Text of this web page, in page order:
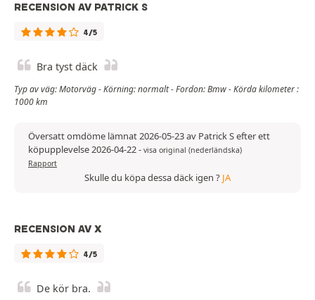
RECENSION AV PATRICK S
4/5
Bra tyst däck
Typ av väg: Motorväg - Körning: normalt - Fordon: Bmw - Körda kilometer :
1000 km
Översatt omdöme lämnat 2026-05-23 av Patrick S efter ett
köpupplevelse 2026-04-22- visa original (nederländska)
Rapport
Skulle du köpa dessa däck igen ? JA
RECENSION AV X
4/5
De kör bra.